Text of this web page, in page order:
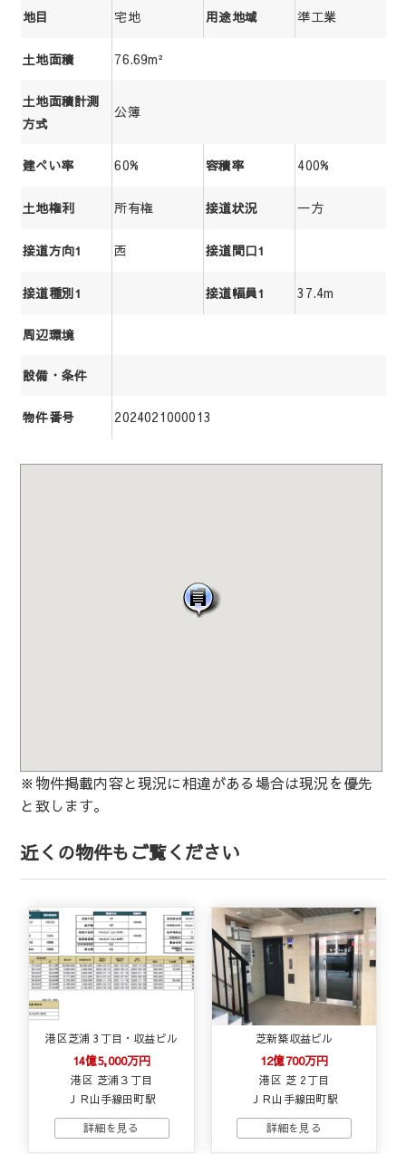
地目 宅地 用途地域 準工業
土地面積 76.69m²
土地面積計測
方式
公簿
建ぺい率 60% 容積率 400%
土地権利 所有権 接道状況 一方
接道方向1 西 接道間口1
接道種別1 接道幅員1 37.4m
周辺環境
設備・条件
物件番号 2024021000013
※物件掲載内容と現況に相違がある場合は現況を優先
と致します。
近くの物件もご覧ください
港区芝浦 3丁目・収益ビル
14億5,000万円
港区 芝浦３丁目
ＪＲ山手線田町駅
芝新築収益ビル
12億700万円
港区 芝 2丁目
ＪＲ山手線田町駅